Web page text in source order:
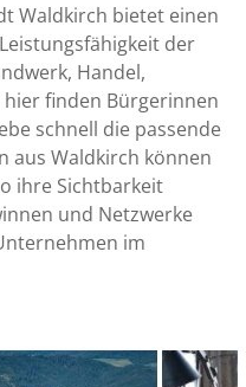
Waldkirch bietet einen
der
Handel,
finden Bürgerinnen
schnell die passende
aus Waldkirch können
ihre Sichtbarkeit
und Netzwerke
im